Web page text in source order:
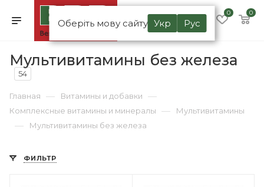
Оберіть мову сайту Укр Рус
0 0
Мультивитамины без железа
54
Главная — Витамины и добавки —
Комплексные витамины и минералы — Мультивитамины
— Мультивитамины без железа
ФИЛЬТР